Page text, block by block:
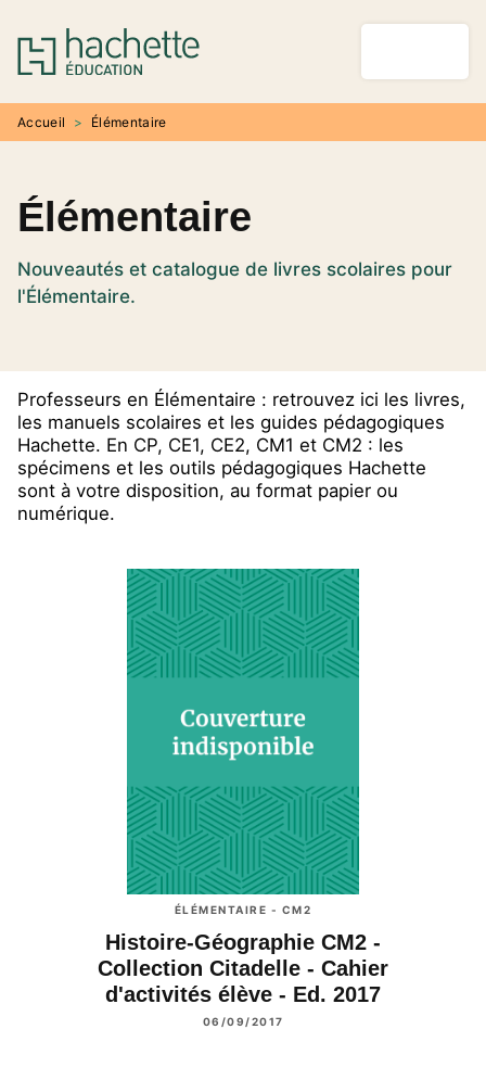
MENU RECHERCHE
PIED DE PAGE
Accueil > Élémentaire
Élémentaire
Nouveautés et catalogue de livres scolaires pour
l'Élémentaire.
Professeurs en Élémentaire : retrouvez ici les livres,
les manuels scolaires et les guides pédagogiques
Hachette. En CP, CE1, CE2, CM1 et CM2 : les
spécimens et les outils pédagogiques Hachette
sont à votre disposition, au format papier ou
numérique.
ÉLÉMENTAIRE - CM2
Histoire-Géographie CM2 -
Collection Citadelle - Cahier
d'activités élève - Ed. 2017
06/09/2017